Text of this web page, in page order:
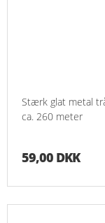
Stærk glat metal
ca. 260 meter
59,00 DKK